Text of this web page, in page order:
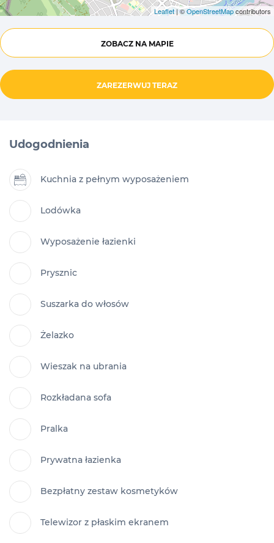
Leaflet| ©OpenStreetMapcontributors
ZOBACZ NA MAPIE
ZAREZERWUJ TERAZ
Udogodnienia
Kuchnia z pełnym wyposażeniem
Lodówka
Wyposażenie łazienki
Prysznic
Suszarka do włosów
Żelazko
Wieszak na ubrania
Rozkładana sofa
Pralka
Prywatna łazienka
Bezpłatny zestaw kosmetyków
Telewizor z płaskim ekranem